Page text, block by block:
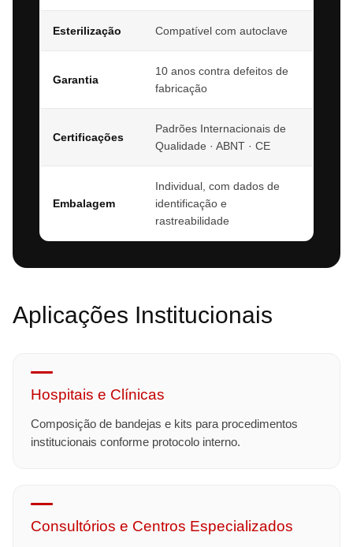
Esterilização Compatível com autoclave
Garantia
10 anos contra defeitos de
fabricação
Certificações
Padrões Internacionais de
Qualidade · ABNT · CE
Embalagem
Individual, com dados de
identificação e
rastreabilidade
Aplicações Institucionais
Hospitais e Clínicas
Composição de bandejas e kits para procedimentos
institucionais conforme protocolo interno.
Consultórios e Centros Especializados